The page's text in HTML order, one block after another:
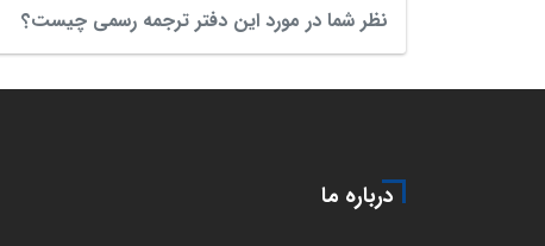
نظر شما در مورد این دفتر ترجمه رسمی چیست؟
درباره ما